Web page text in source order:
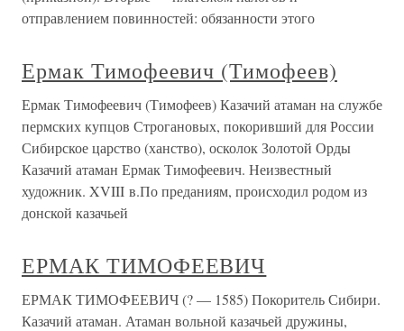
отправлением повинностей: обязанности этого
Ермак Тимофеевич (Тимофеев)
Ермак Тимофеевич (Тимофеев) Казачий атаман на службе
пермских купцов Строгановых, покоривший для России
Сибирское царство (ханство), осколок Золотой Орды
Казачий атаман Ермак Тимофеевич. Неизвестный
художник. XVIII в.По преданиям, происходил родом из
донской казачьей
ЕРМАК ТИМОФЕЕВИЧ
ЕРМАК ТИМОФЕЕВИЧ (? — 1585) Покоритель Сибири.
Казачий атаман. Атаман вольной казачьей дружины,